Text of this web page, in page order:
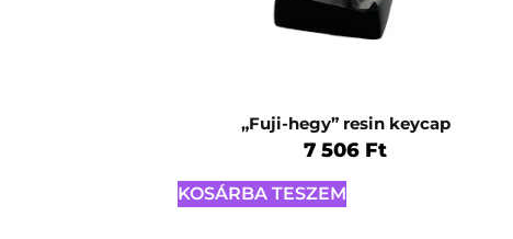
„Fuji-hegy” resin keycap
7 506 Ft
KOSÁRBA TESZEM